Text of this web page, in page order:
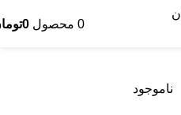
0 محصول 0
ناموجود